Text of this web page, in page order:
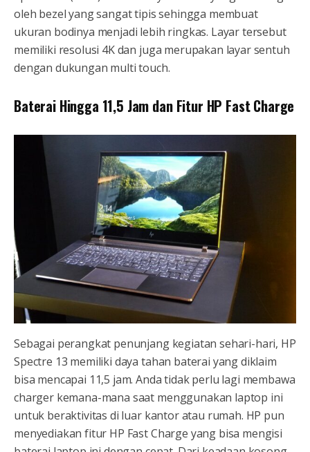
oleh bezel yang sangat tipis sehingga membuat
ukuran bodinya menjadi lebih ringkas. Layar tersebut
memiliki resolusi 4K dan juga merupakan layar sentuh
dengan dukungan multi touch.
Baterai Hingga 11,5 Jam dan Fitur HP Fast Charge
Sebagai perangkat penunjang kegiatan sehari-hari, HP
Spectre 13 memiliki daya tahan baterai yang diklaim
bisa mencapai 11,5 jam. Anda tidak perlu lagi membawa
charger kemana-mana saat menggunakan laptop ini
untuk beraktivitas di luar kantor atau rumah. HP pun
menyediakan fitur HP Fast Charge yang bisa mengisi